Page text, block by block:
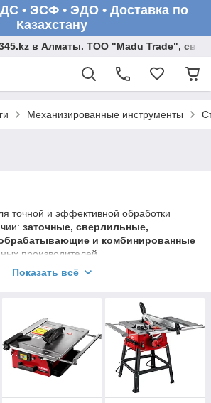
• ЭСФ • ЭДО • Доставка по
Казахстану
345.kz в Алматы. ТОО "Madu Trade",
Механизированные инструменты
точной и эффективной обработки
заточные, сверлильные,
и комбинированные
производителей.
долговечность, высокая
профессиональной мастерской или
Показать всё